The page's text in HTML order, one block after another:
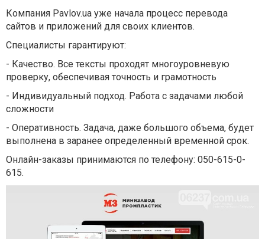
Компания Pavlov.ua уже начала процесс перевода
сайтов и приложений для своих клиентов.
Специалисты гарантируют:
- Качество. Все тексты проходят многоуровневую
проверку, обеспечивая точность и грамотность
- Индивидуальный подход. Работа с задачами любой
сложности
- Оперативность. Задача, даже большого объема, будет
выполнена в заранее определенный временной срок.
Онлайн-заказы принимаются по телефону: 050-615-0-
615.